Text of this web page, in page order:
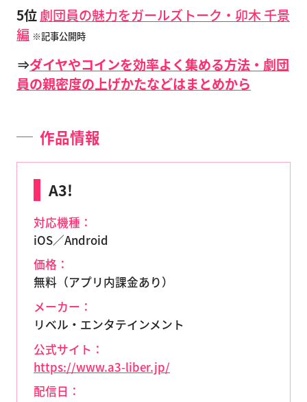
5位劇団員の魅力をガールズトーク・卯木 千景
編 ※記事公開時
⇒ダイヤやコインを効率よく集める方法・劇団
員の親密度の上げかたなどはまとめから
作品情報
A3!
対応機種：
iOS／Android
価格：
無料（アプリ内課金あり）
メーカー：
リベル・エンタテインメント
公式サイト：
https://www.a3-liber.jp/
配信日：